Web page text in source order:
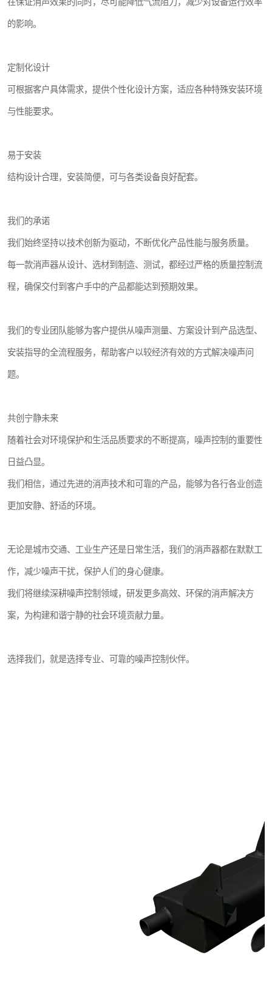
的影响。
定制化设计
可根据客户具体需求，提供个性化设计方案，适应各种特殊安装环境
与性能要求。
易于安装
结构设计合理，安装简便，可与各类设备良好配套。
我们的承诺
我们始终坚持以技术创新为驱动，不断优化产品性能与服务质量。
每一款消声器从设计、选材到制造、测试，都经过严格的质量控制流
程，确保交付到客户手中的产品都能达到预期效果。
我们的专业团队能够为客户提供从噪声测量、方案设计到产品选型、
安装指导的全流程服务，帮助客户以较经济有效的方式解决噪声问
题。
共创宁静未来
随着社会对环境保护和生活品质要求的不断提高，噪声控制的重要性
日益凸显。
我们相信，通过先进的消声技术和可靠的产品，能够为各行各业创造
更加安静、舒适的环境。
无论是城市交通、工业生产还是日常生活，我们的消声器都在默默工
作，减少噪声干扰，保护人们的身心健康。
我们将继续深耕噪声控制领域，研发更多高效、环保的消声解决方
案，为构建和谐宁静的社会环境贡献力量。
选择我们，就是选择专业、可靠的噪声控制伙伴。